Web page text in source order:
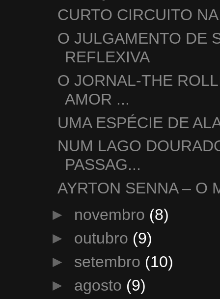
CURTO CIRCUITO
O JULGAMENTO DE
REFLEXIVA
O JORNAL-THE
AMOR ...
UMA ESPÉCIE DE
NUM LAGO
PASSAG...
AYRTON SENNA – O
► novembro (8)
► outubro (9)
► setembro (10)
► agosto (9)